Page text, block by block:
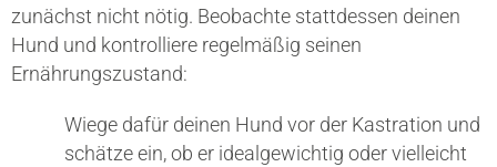
zunächst nicht nötig. Beobachte stattdessen deinen
Hund und kontrolliere regelmäßig seinen
Ernährungszustand:
Wiege dafür deinen Hund vor der Kastration und
schätze ein, ob er idealgewichtig oder vielleicht